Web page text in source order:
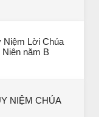
Niệm Lời Chúa
năm B
NIỆM CHÚA